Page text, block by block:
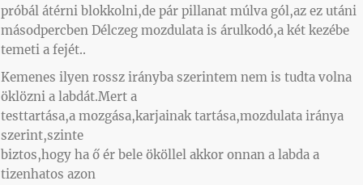
próbál átérni blokkolni,de pár pillanat múlva gól,az ez utáni
másodpercben Délczeg mozdulata is árulkodó,a két kezébe
temeti a fejét..
Kemenes ilyen rossz irányba szerintem nem is tudta volna
öklözni a labdát.Mert a
testtartása,a mozgása,karjainak tartása,mozdulata iránya
szerint,szinte
biztos,hogy ha ő ér bele ököllel akkor onnan a labda a
tizenhatos azon